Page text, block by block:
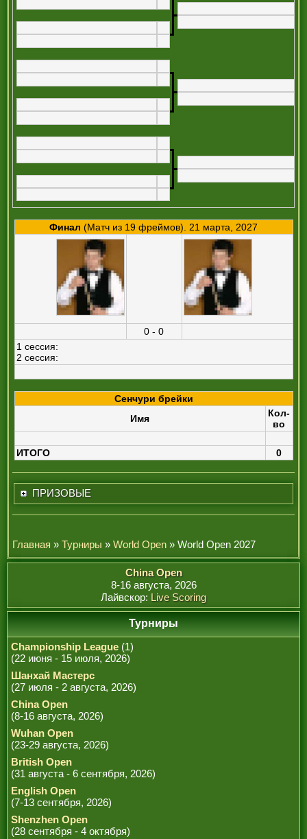
Финал (Матч из 19 фреймов). 21 марта, 2027
0 - 0
1 сессия:
2 сессия:
Сенчури брейки
Имя
Кол-
во
ИТОГО 0
ПРИЗОВЫЕ
Главная » Турниры » World Open » World Open 2027
China Open
8-16 августа, 2026
Лайвскор: Live Scoring
Турниры
Championship League (1)
(22 июня - 15 июля, 2026)
Шанхай Мастерс
(27 июля - 2 августа, 2026)
China Open
(8-16 августа, 2026)
Wuhan Open
(23-29 августа, 2026)
British Open
(31 августа - 6 сентября, 2026)
English Open
(7-13 сентября, 2026)
Shenzhen Open
(28 сентября - 4 октября)